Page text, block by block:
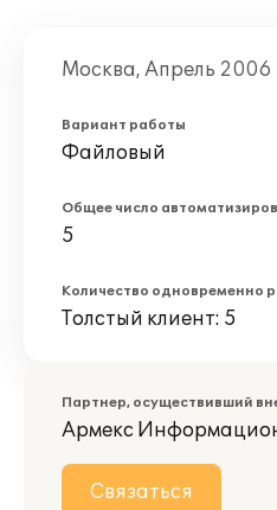
Москва, Апрель 2006
Вариант работы
Файловый
Общее число
5
Количество одновременно
Толстый клиент: 5
Партнер, осуществивший
Армекс
Связаться